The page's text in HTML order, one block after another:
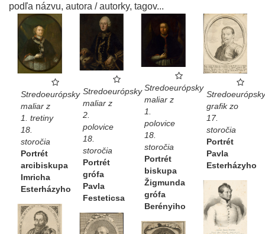
podľa názvu, autora / autorky, tagov...
Stredoeurópsky
maliar z
1. tretiny
18.
storočia
Portrét
arcibiskupa
Imricha
Esterházyho
Stredoeurópsky
maliar z
2.
polovice
18.
storočia
Portrét
grófa
Pavla
Festeticsa
Stredoeurópsky
maliar z
1.
polovice
18.
storočia
Portrét
biskupa
Žigmunda
grófa
Berényiho
Stredoeurópsky
grafik zo
17.
storočia
Portrét
Pavla
Esterházyho